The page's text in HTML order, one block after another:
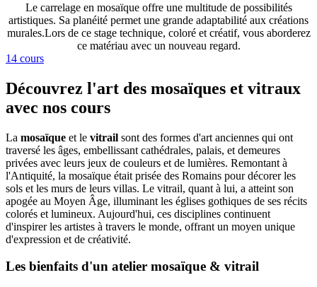
Le carrelage en mosaïque offre une multitude de possibilités
artistiques. Sa planéité permet une grande adaptabilité aux créations
murales.Lors de ce stage technique, coloré et créatif, vous aborderez
ce matériau avec un nouveau regard.
14 cours
Découvrez l'art des mosaïques et vitraux
avec nos cours
La mosaïque et le vitrail sont des formes d'art anciennes qui ont
traversé les âges, embellissant cathédrales, palais, et demeures
privées avec leurs jeux de couleurs et de lumières. Remontant à
l'Antiquité, la mosaïque était prisée des Romains pour décorer les
sols et les murs de leurs villas. Le vitrail, quant à lui, a atteint son
apogée au Moyen Âge, illuminant les églises gothiques de ses récits
colorés et lumineux. Aujourd'hui, ces disciplines continuent
d'inspirer les artistes à travers le monde, offrant un moyen unique
d'expression et de créativité.
Les bienfaits d'un atelier mosaïque & vitrail